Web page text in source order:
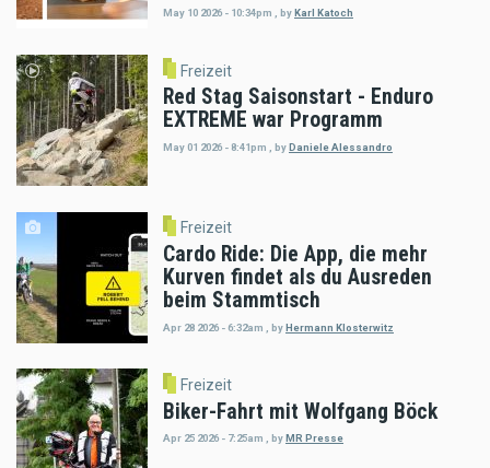
May 10 2026 - 10:34pm byKarl Katoch
Freizeit
Red Stag Saisonstart - Enduro
EXTREME war Programm
May 01 2026 - 8:41pm byDaniele Alessandro
Freizeit
Cardo Ride: Die App, die mehr
Kurven findet als du Ausreden
beim Stammtisch
Apr 28 2026 - 6:32am byHermann Klosterwitz
Freizeit
Biker-Fahrt mit Wolfgang Böck
Apr 25 2026 - 7:25am , byMR Presse